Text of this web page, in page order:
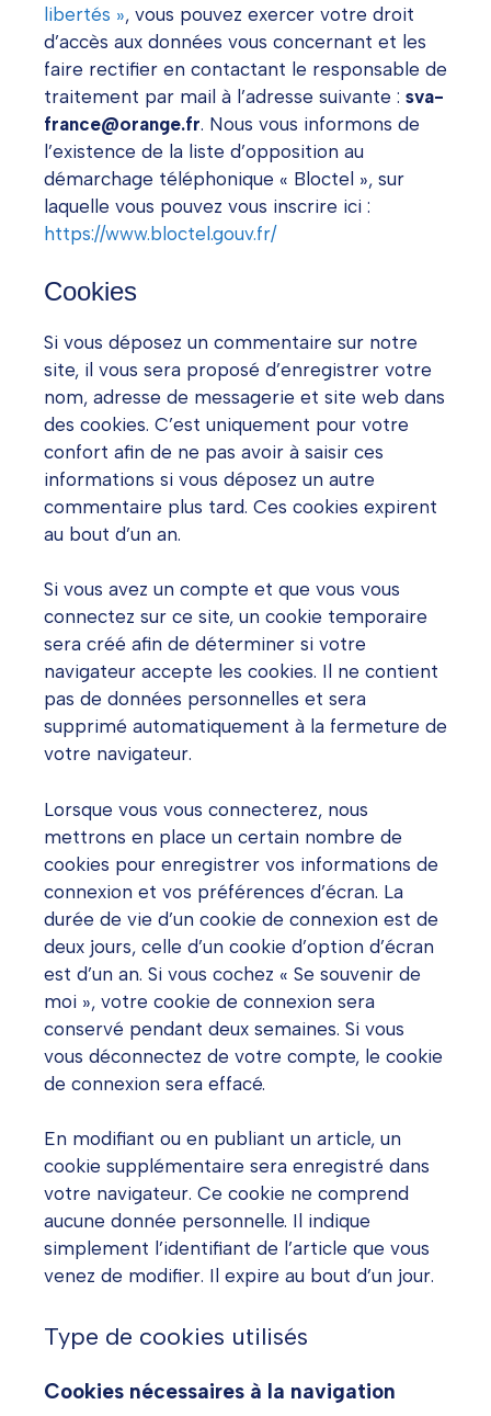
libertés », vous pouvez exercer votre droit
d’accès aux données vous concernant et les
faire rectifier en contactant le responsable de
traitement par mail à l’adresse suivante : sva-
france@orange.fr. Nous vous informons de
l’existence de la liste d’opposition au
démarchage téléphonique « Bloctel », sur
laquelle vous pouvez vous inscrire ici :
https://www.bloctel.gouv.fr/
Cookies
Si vous déposez un commentaire sur notre
site, il vous sera proposé d’enregistrer votre
nom, adresse de messagerie et site web dans
des cookies. C’est uniquement pour votre
confort afin de ne pas avoir à saisir ces
informations si vous déposez un autre
commentaire plus tard. Ces cookies expirent
au bout d’un an.
Si vous avez un compte et que vous vous
connectez sur ce site, un cookie temporaire
sera créé afin de déterminer si votre
navigateur accepte les cookies. Il ne contient
pas de données personnelles et sera
supprimé automatiquement à la fermeture de
votre navigateur.
Lorsque vous vous connecterez, nous
mettrons en place un certain nombre de
cookies pour enregistrer vos informations de
connexion et vos préférences d’écran. La
durée de vie d’un cookie de connexion est de
deux jours, celle d’un cookie d’option d’écran
est d’un an. Si vous cochez « Se souvenir de
moi », votre cookie de connexion sera
conservé pendant deux semaines. Si vous
vous déconnectez de votre compte, le cookie
de connexion sera effacé.
En modifiant ou en publiant un article, un
cookie supplémentaire sera enregistré dans
votre navigateur. Ce cookie ne comprend
aucune donnée personnelle. Il indique
simplement l’identifiant de l’article que vous
venez de modifier. Il expire au bout d’un jour.
Type de cookies utilisés
Cookies nécessaires à la navigation